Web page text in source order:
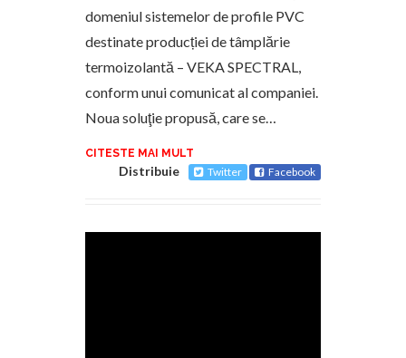
domeniul sistemelor de profile PVC
destinate producției de tâmplărie
termoizolantă – VEKA SPECTRAL,
conform unui comunicat al companiei.
Noua soluţie propusă, care se…
CITESTE MAI MULT
Distribuie Twitter Facebook